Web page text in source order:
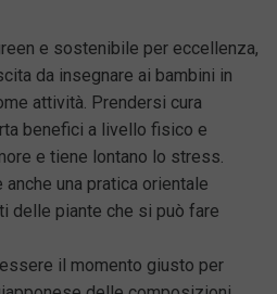
e sostenibile per eccellenza,
da insegnare ai bambini in
attività. Prendersi cura
benefici a livello fisico e
e tiene lontano lo stress.
una pratica orientale
delle piante che si può fare
il momento giusto per